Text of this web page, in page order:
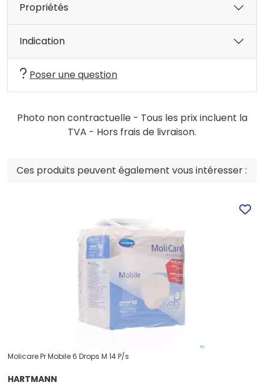
Propriétés
Indication
Poser une question
Photo non contractuelle - Tous les prix incluent la
TVA - Hors frais de livraison.
Ces produits peuvent également vous intéresser :
Molicare Pr Mobile 6 Drops M 14 P/s
HARTMANN